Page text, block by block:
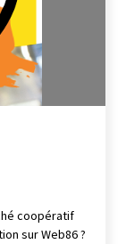
coopératif
sur Web86 ?